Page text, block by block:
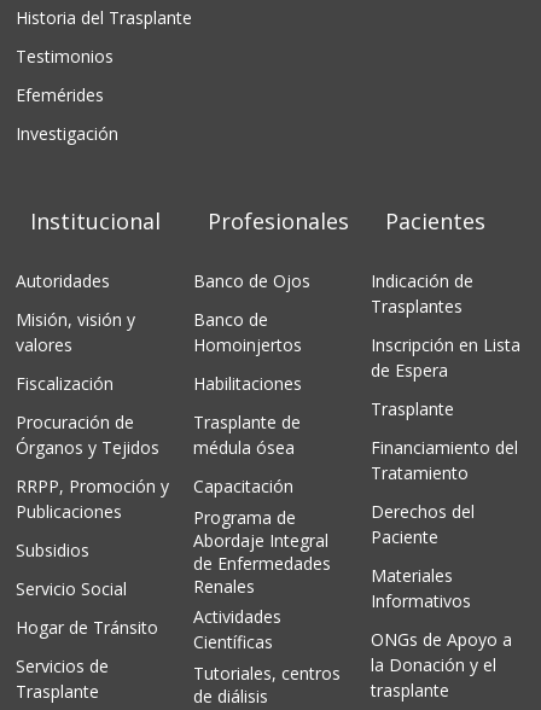
Historia del Trasplante
Testimonios
Efemérides
Investigación
Institucional
Autoridades
Misión, visión y
valores
Fiscalización
Procuración de
Órganos y Tejidos
RRPP, Promoción y
Publicaciones
Subsidios
Servicio Social
Hogar de Tránsito
Servicios de
Trasplante
Profesionales
Banco de Ojos
Banco de
Homoinjertos
Habilitaciones
Trasplante de
médula ósea
Capacitación
Programa de
Abordaje Integral
de Enfermedades
Renales
Actividades
Científicas
Tutoriales, centros
de diálisis
Pacientes
Indicación de
Trasplantes
Inscripción en Lista
de Espera
Trasplante
Financiamiento del
Tratamiento
Derechos del
Paciente
Materiales
Informativos
ONGs de Apoyo a
la Donación y el
trasplante